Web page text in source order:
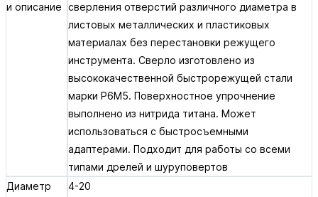
и описание сверления отверстий различного диаметра в
листовых металлических и пластиковых
материалах без перестановки режущего
инструмента. Сверло изготовлено из
высококачественной быстрорежущей стали
марки Р6М5. Поверхностное упрочнение
выполнено из нитрида титана. Может
использоваться с быстросъемными
адаптерами. Подходит для работы со всеми
типами дрелей и шуруповертов
Диаметр
4-20